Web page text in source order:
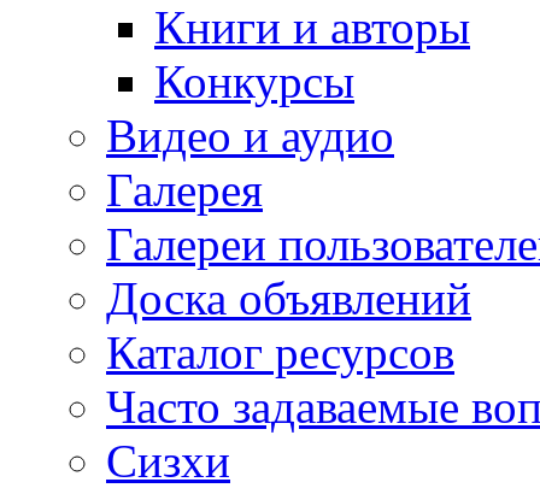
Книги и авторы
Конкурсы
Видео и аудио
Галерея
Галереи
Доска объявлений
Каталог ресурсов
Часто задаваемые
Сизхи